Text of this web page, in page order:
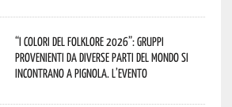
“I Colori del Folklore 2026”: gruppi
provenienti da diverse parti del mondo si
incontrano a Pignola. L’evento